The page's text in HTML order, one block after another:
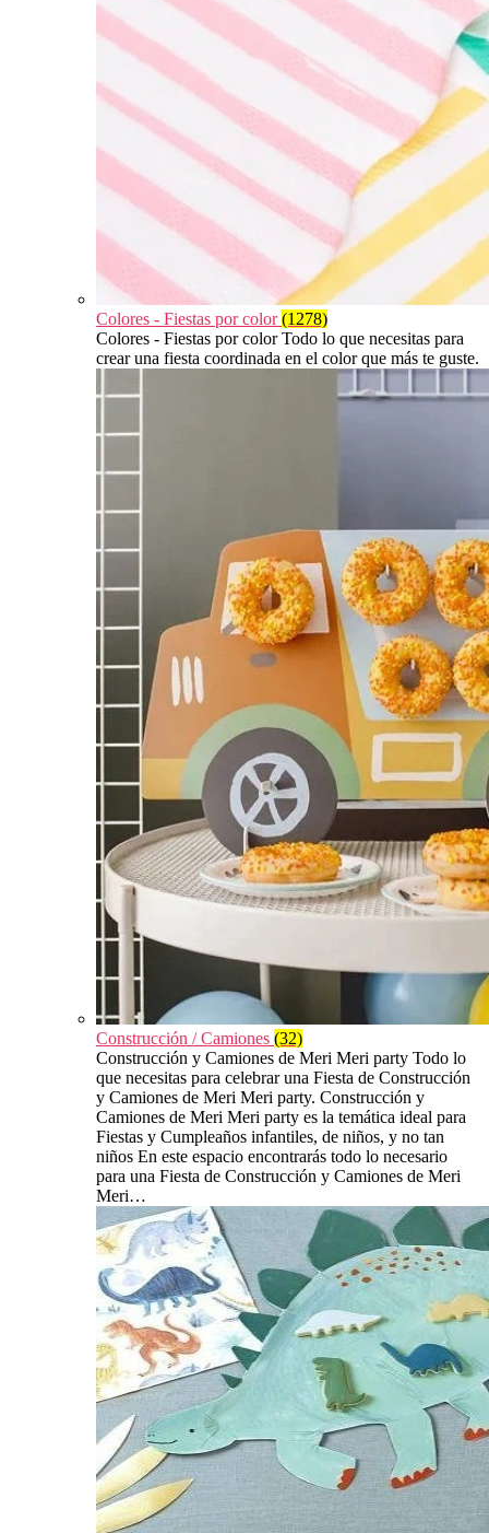
Colores - Fiestas por color(1278)
Colores - Fiestas por color Todo lo que necesitas para
crear una fiesta coordinada en el color que más te guste.
Construcción / Camiones (32)
Construcción y Camiones de Meri Meri party Todo lo
que necesitas para celebrar una Fiesta de Construcción
y Camiones de Meri Meri party. Construcción y
Camiones de Meri Meri party es la temática ideal para
Fiestas y Cumpleaños infantiles, de niños, y no tan
niños En este espacio encontrarás todo lo necesario
para una Fiesta de Construcción y Camiones de Meri
Meri…